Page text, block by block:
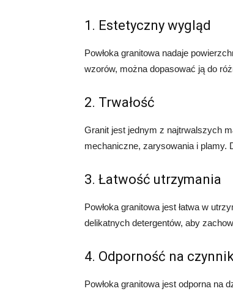
1. Estetyczny wygląd
Powłoka granitowa nadaje
wzorów, można dopasować ją do
2. Trwałość
Granit jest jednym z najtrwalszych
mechaniczne, zarysowania i plamy.
3. Łatwość utrzymania
Powłoka granitowa jest łatwa w
delikatnych detergentów, aby
4. Odporność na
Powłoka granitowa jest odporna na